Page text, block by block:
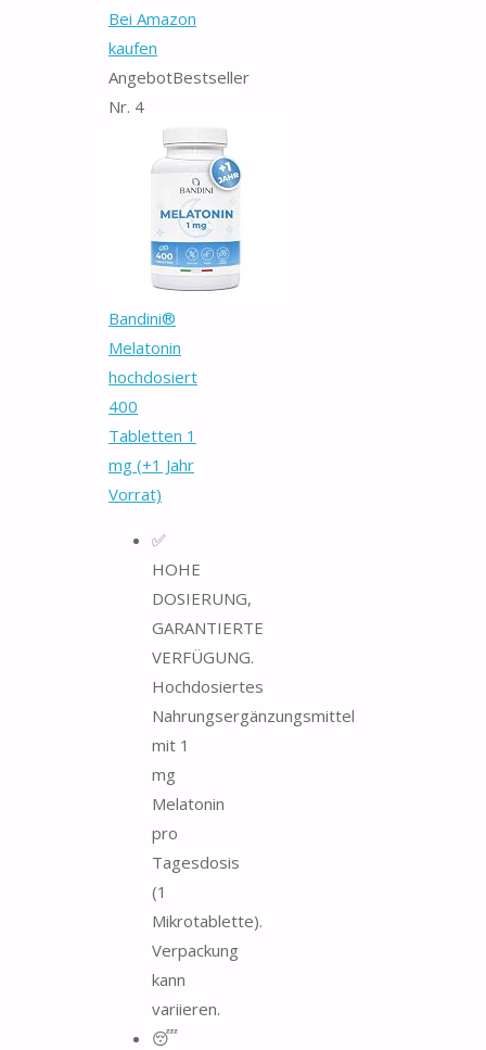
Bei Amazon
kaufen
AngebotBestseller
Nr. 4
Bandini®
Melatonin
hochdosiert
400
Tabletten 1
mg (+1 Jahr
Vorrat)
✅
HOHE
DOSIERUNG,
GARANTIERTE
VERFÜGUNG.
Hochdosiertes
Nahrungsergänzungsmittel
mit 1
mg
Melatonin
pro
Tagesdosis
(1
Mikrotablette).
Verpackung
kann
variieren.
😴